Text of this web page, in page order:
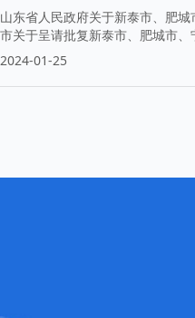
山东省人民政府关于新泰市、肥
市关于呈请批复新泰市、肥城市
2024-01-25